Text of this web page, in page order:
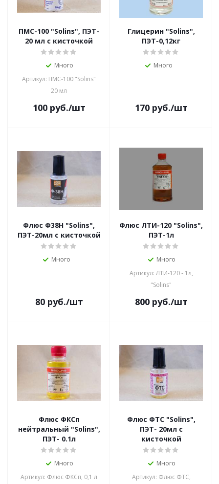
ПМС-100 "Solins", ПЭТ-
20 мл с кисточкой
Много
Артикул: ПМС-100 "Solins"
20 мл
100руб./шт
Глицерин "Solins",
ПЭТ-0,12кг
Много
170руб./шт
Флюс Ф38H "Solins",
ПЭТ-20мл с кисточкой
Много
80руб./шт
Флюс ЛТИ-120 "Solins",
ПЭТ-1л
Много
Артикул: ЛТИ-120 - 1л,
"Solins"
800руб./шт
Флюс ФКСп
нейтральный "Solins",
ПЭТ- 0.1л
Много
Артикул: Флюс ФКСп, 0,1 л
Флюс ФТС "Solins",
ПЭТ- 20мл с
кисточкой
Много
Артикул: Флюс ФТС,